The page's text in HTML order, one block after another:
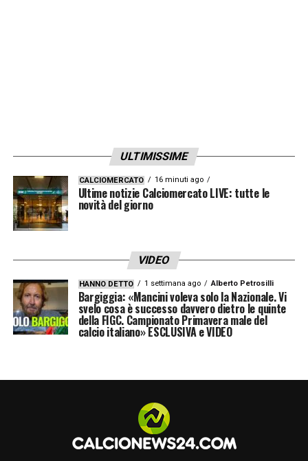
ULTIMISSIME
CALCIOMERCATO 16 minuti ago
Ultime notizie Calciomercato LIVE: tutte le
novità del giorno
VIDEO
HANNO DETTO 1 settimana ago Alberto Petrosilli
Bargiggia: «Mancini voleva solo la Nazionale. Vi
svelo cosa è successo davvero dietro le quinte
della FIGC. Campionato Primavera male del
calcio italiano» ESCLUSIVA e VIDEO